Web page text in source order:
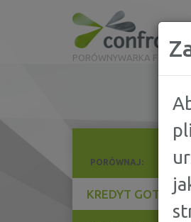
PORÓWNYWARKA
PORÓWNAJ:
KREDYT